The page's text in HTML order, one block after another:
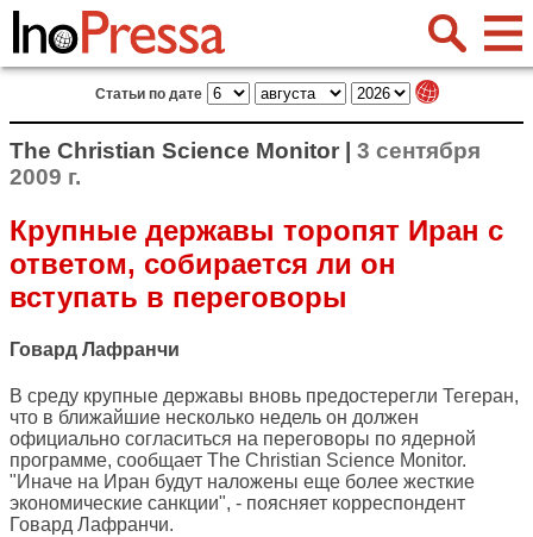
Статьи по дате
The Christian Science Monitor | 3 сентября
2009 г.
Крупные державы торопят Иран с
ответом, собирается ли он
вступать в переговоры
Говард Лафранчи
В среду крупные державы вновь предостерегли Тегеран,
что в ближайшие несколько недель он должен
официально согласиться на переговоры по ядерной
программе, сообщает The Christian Science Monitor.
"Иначе на Иран будут наложены еще более жесткие
экономические санкции", - поясняет корреспондент
Говард Лафранчи.